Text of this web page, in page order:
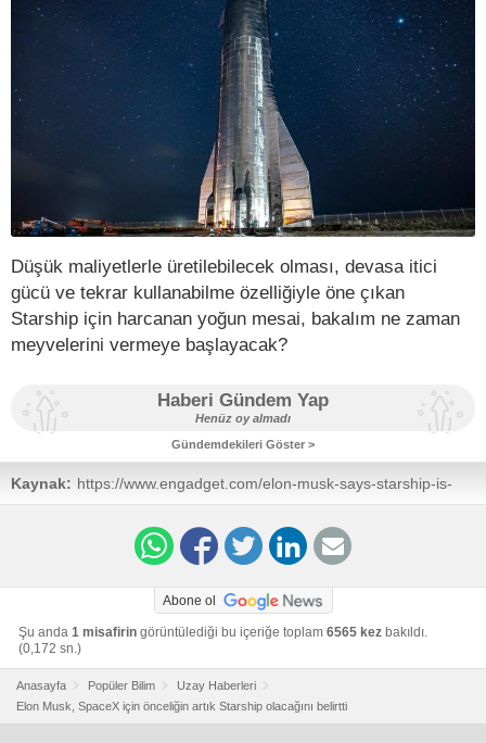
Düşük maliyetlerle üretilebilecek olması, devasa itici
gücü ve tekrar kullanabilme özelliğiyle öne çıkan
Starship için harcanan yoğun mesai, bakalım ne zaman
meyvelerini vermeye başlayacak?
Haberi Gündem Yap
Henüz oy almadı
Gündemdekileri Göster >
Kaynak: https://www.engadget.com/elon-musk-says-starship-is-
spacex-top-priority-233258897.html?
Abone ol
Şu anda 1 misafirin görüntülediği bu içeriğe toplam 6565 kez bakıldı.
(0,172 sn.)
Anasayfa Popüler Bilim
Uzay Haberleri
Elon Musk, SpaceX için önceliğin artık Starship olacağını belirtti